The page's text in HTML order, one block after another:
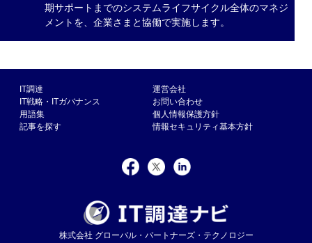
期サポートまでのシステムライフサイクル全体のマネジ
メントを、企業さまと協働で実施します。
株式会社 グローバル・パートナーズ・テクノロジー
IT調達
IT戦略・ITガバナンス
用語集
記事を探す
運営会社
お問い合わせ
個人情報保護方針
情報セキュリティ基本方針